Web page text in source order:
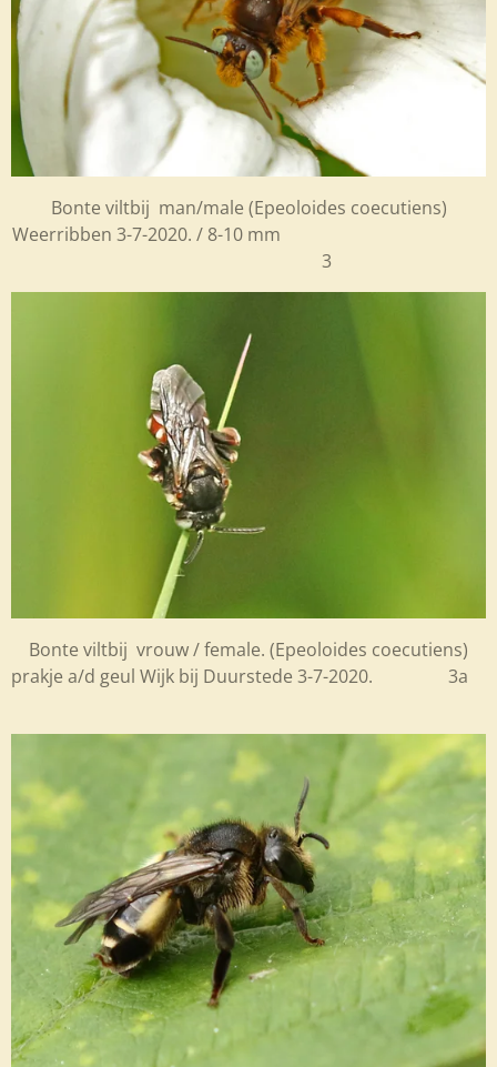
Bonte viltbij man/male (Epeoloides coecutiens)
Weerribben 3-7-2020. / 8-10 mm
3
Bonte viltbij vrouw / female. (Epeoloides coecutiens)
prakje a/d geul Wijk bij Duurstede 3-7-2020. 3a